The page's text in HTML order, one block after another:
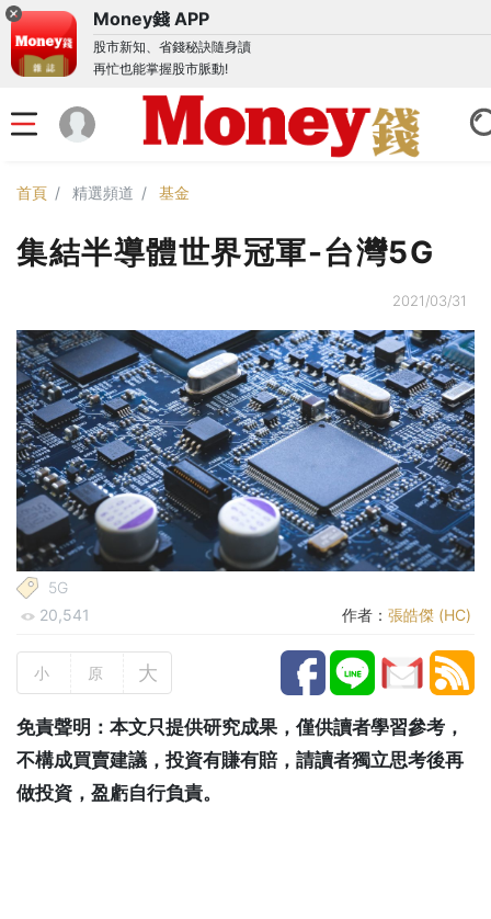
Money錢 APP
股市新知、省錢秘訣隨身讀
再忙也能掌握股市脈動!
首頁 精選頻道 基金
集結半導體世界冠軍-台灣5G
2021/03/31
5G
20,541
作者： 張皓傑 (HC)
小 原 大
免責聲明：本文只提供研究成果，僅供讀者學習參考，
不構成買賣建議，投資有賺有賠，請讀者獨立思考後再
做投資，盈虧自行負責。